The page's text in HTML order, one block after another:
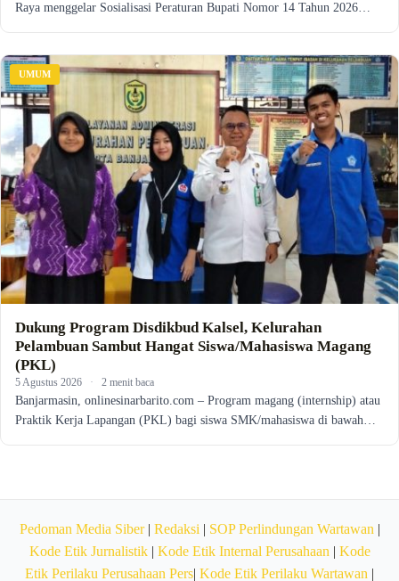
Raya menggelar Sosialisasi Peraturan Bupati Nomor 14 Tahun 2026…
UMUM
Dukung Program Disdikbud Kalsel, Kelurahan
Pelambuan Sambut Hangat Siswa/Mahasiswa Magang
(PKL)
5 Agustus 2026 · 2 menit baca
Banjarmasin, onlinesinarbarito.com – Program magang (internship) atau
Praktik Kerja Lapangan (PKL) bagi siswa SMK/mahasiswa di bawah…
Pedoman Media Siber| Redaksi | SOP Perlindungan Wartawan |
Kode Etik Jurnalistik| Kode Etik Internal Perusahaan | Kode
Etik Perilaku Perusahaan Pers| Kode Etik Perilaku Wartawan |